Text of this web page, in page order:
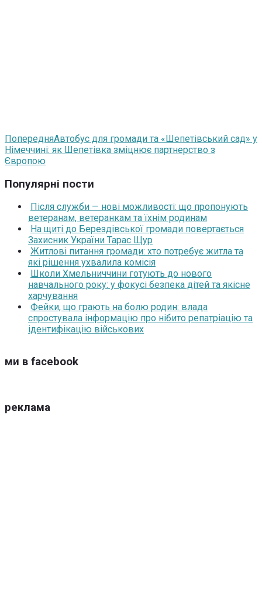
ПопередняАвтобус для громади та «Шепетівський сад» у
Німеччині: як Шепетівка зміцнює партнерство з
Європою
Популярні пости
Після служби — нові можливості: що пропонують
ветеранам, ветеранкам та їхнім родинам
На щиті до Берездівської громади повертається
Захисник України Тарас Щур
Житлові питання громади: хто потребує житла та
які рішення ухвалила комісія
Школи Хмельниччини готують до нового
навчального року: у фокусі безпека дітей та якісне
харчування
Фейки, що грають на болю родин: влада
спростувала інформацію про нібито репатріацію та
ідентифікацію військових
ми в facebook
реклама